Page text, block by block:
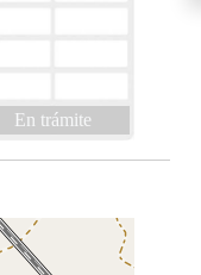
En trámite